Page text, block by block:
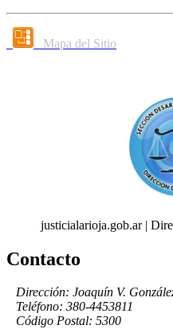
Mapa del Sitio
justicialarioja.gob.ar |
Contacto
Dirección: Joaquín V.
Teléfono: 380-4453811
Código Postal: 5300